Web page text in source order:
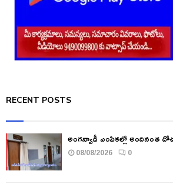
RECENT POSTS
అంగన్వాడీ ఎంపికల్లో అందినంత
08/08/2026 0